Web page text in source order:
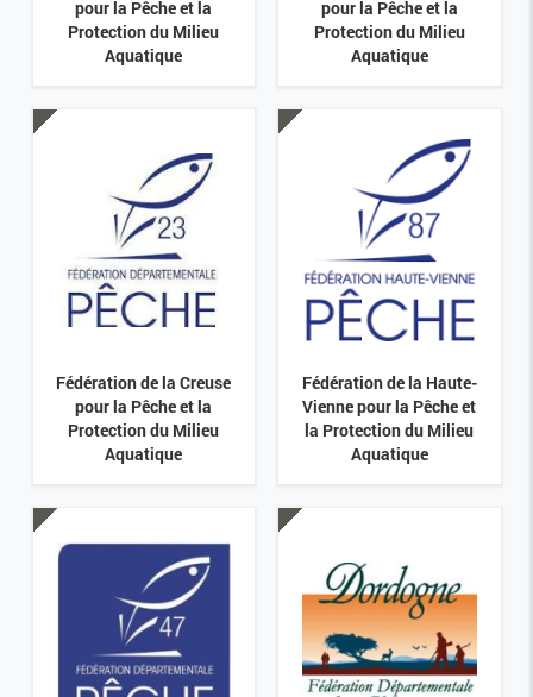
pour la Pêche et la
Protection du Milieu
Aquatique
pour la Pêche et la
Protection du Milieu
Aquatique
Fédération de la Creuse
pour la Pêche et la
Protection du Milieu
Aquatique
Fédération de la Haute-
Vienne pour la Pêche et
la Protection du Milieu
Aquatique